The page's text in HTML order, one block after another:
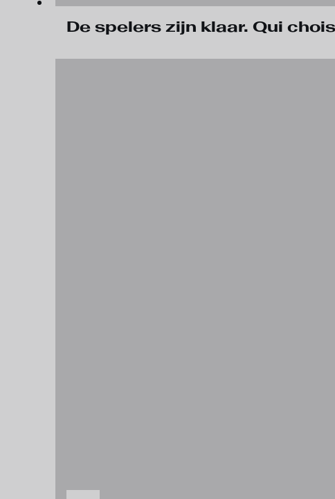
De spelers zijn klaar. Qui